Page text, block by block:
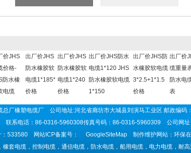
价JHS
价格-
防水橡
电缆
出厂价JHS
防水橡胶软
电缆1*185*
价格
出厂价JHS
防水橡胶软
电缆1*240
价格
出厂价JHS防水
电缆1*120 JHS
防水橡胶软电缆
1*150
出厂价JHS防
水橡胶软电缆
3*2.5+1*1.5
价格
出厂价
缆重量
防水电
表
总厂橡塑电缆厂 公司地址:河北省廊坊市大城县刘演马工业区 邮政编
联系电话：86-0316-5960308传真号码：86-0316-5960309 公司网址
：533580 网站ICP备案号：
GoogleSiteMap 制作维护网站：环保
套电缆，控制电缆，通信电缆，防水电缆，船用电缆，电力电缆，耐